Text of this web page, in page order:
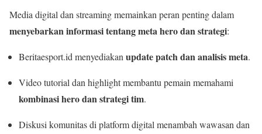
Media digital dan streaming memainkan peran penting dalam
menyebarkan informasi tentang meta hero dan strategi:
Beritaesport.id menyediakan update patch dan analisis meta.
Video tutorial dan highlight membantu pemain memahami
kombinasi hero dan strategi tim.
Diskusi komunitas di platform digital menambah wawasan dan